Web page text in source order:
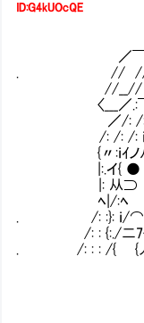
ID:G4kUOcQE
／￣ｲ
. // //|
//__// .|
〈___／.:￣￣
／/: /: : ＼: :
/: /: /: ｉ{: : : :}
{〃:ｉｲノ八: : :
|:.イ{ ● ￣ ●
|: 从⊃ ､_,､_,
ﾍ|/:ﾍ j:
. /: :}: ｉ/⌒l,､
/: : {:./二7〈_}
. /: : : /{ {人_Ｙ
-=f千